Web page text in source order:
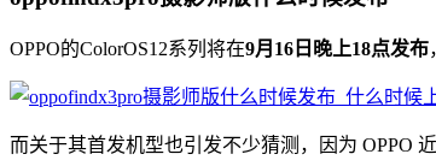
OPPO的ColorOS12系列将在9月16日晚上18点发布
而关于其首发机型也引发不少猜测，因为 OPPO